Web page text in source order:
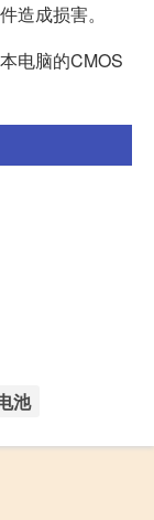
造成损害。
电脑的CMOS
池